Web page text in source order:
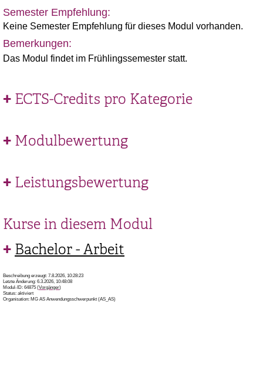
Semester Empfehlung:
Keine Semester Empfehlung für dieses Modul vorhanden.
Bemerkungen:
Das Modul findet im Frühlingssemester statt.
ECTS-Credits pro Kategorie
Modulbewertung
Leistungsbewertung
Kurse in diesem Modul
Bachelor - Arbeit
Beschreibung erzeugt: 7.8.2026, 10:28:23
Letzte Änderung: 6.3.2026, 10:48:08
Modul-ID: 64875 (Vorgänger)
Status: aktiviert
Organisation: MG AS Anwendungsschwerpunkt (AS_AS)